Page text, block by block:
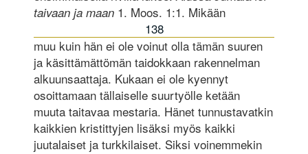
taivaan ja maan1. Moos. 1:1. Mikään
138
muu kuin hän ei ole voinut olla tämän suuren
ja käsittämättömän taidokkaan rakennelman
alkuunsaattaja. Kukaan ei ole kyennyt
osoittamaan tällaiselle suurtyölle ketään
muuta taitavaa mestaria. Hänet tunnustavatkin
kaikkien kristittyjen lisäksi myös kaikki
juutalaiset ja turkkilaiset. Siksi voinemmekin